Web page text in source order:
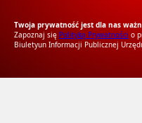
Twoja prywatność jest dla nas
Zapoznaj się Polityką Prywatności o
Biuletyun Informacji Publicznej